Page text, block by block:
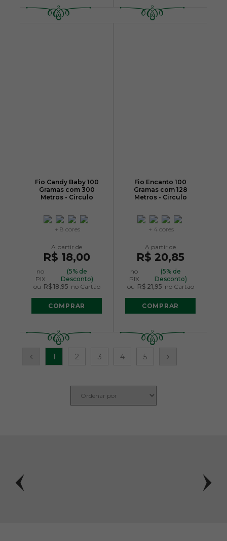
Fio Candy Baby 100
Gramas com 300
Metros - Circulo
+ 8 cores
R$ 18,00
no
PIX
(5% de
Desconto)
ou R$ 18,95 no Cartão
COMPRAR
Fio Encanto 100
Gramas com 128
Metros - Circulo
+ 4 cores
R$ 20,85
no
PIX
(5% de
Desconto)
ou R$ 21,95 no Cartão
COMPRAR
1 2 3 4 5